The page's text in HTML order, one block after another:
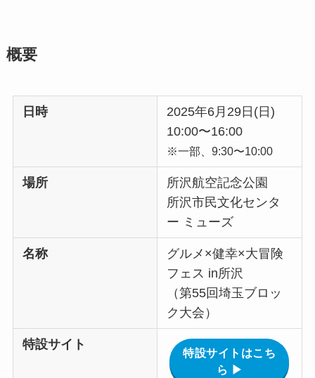
概要
日時
2025年6月29日(日)
10:00〜16:00
※一部、9:30〜10:00
場所
所沢航空記念公園
所沢市民文化センタ
ー ミューズ
名称
グルメ×健幸×大冒険
フェス in所沢
（第55回埼玉ブロッ
ク大会）
特設サイト
特設サイトはこち
ら ▶